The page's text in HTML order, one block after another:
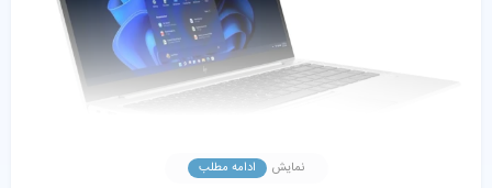
نمایش ادامه مطلب